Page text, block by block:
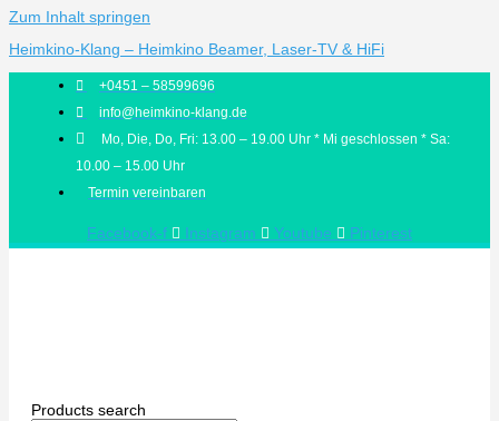
Zum Inhalt springen
Heimkino-Klang – Heimkino Beamer, Laser-TV & HiFi
+0451 – 58599696
info@heimkino-klang.de
Mo, Die, Do, Fri: 13.00 – 19.00 Uhr * Mi geschlossen * Sa:
10.00 – 15.00 Uhr
Termin vereinbaren
Facebook-f Instagram Youtube Pinterest
Products search